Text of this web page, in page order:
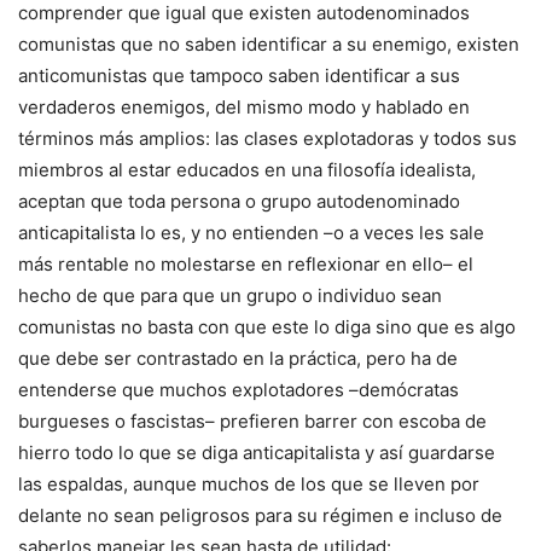
comprender que igual que existen autodenominados
comunistas que no saben identificar a su enemigo, existen
anticomunistas que tampoco saben identificar a sus
verdaderos enemigos, del mismo modo y hablado en
términos más amplios: las clases explotadoras y todos sus
miembros al estar educados en una filosofía idealista,
aceptan que toda persona o grupo autodenominado
anticapitalista lo es, y no entienden –o a veces les sale
más rentable no molestarse en reflexionar en ello– el
hecho de que para que un grupo o individuo sean
comunistas no basta con que este lo diga sino que es algo
que debe ser contrastado en la práctica, pero ha de
entenderse que muchos explotadores –demócratas
burgueses o fascistas– prefieren barrer con escoba de
hierro todo lo que se diga anticapitalista y así guardarse
las espaldas, aunque muchos de los que se lleven por
delante no sean peligrosos para su régimen e incluso de